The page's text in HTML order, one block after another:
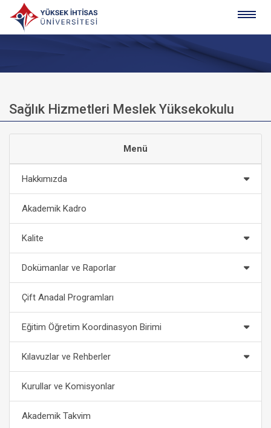
Sağlık Hizmetleri Meslek Yüksekokulu
Menü
Hakkımızda
Akademik Kadro
Kalite
Dokümanlar ve Raporlar
Çift Anadal Programları
Eğitim Öğretim Koordinasyon Birimi
Kılavuzlar ve Rehberler
Kurullar ve Komisyonlar
Akademik Takvim